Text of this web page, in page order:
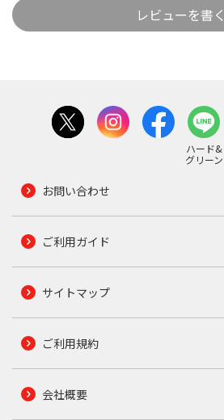
レビューを書く
ハード&
グリーン
お問い合わせ
ご利用ガイド
サイトマップ
ご利用規約
会社概要